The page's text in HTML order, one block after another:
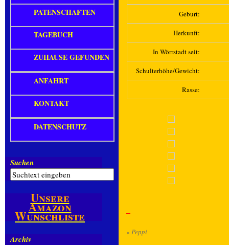
Geburt:
Herkunft:
In Wörrstadt seit:
Schulterhöhe/Gewicht:
Rasse:
« Peppi
PATENSCHAFTEN
TAGEBUCH
ZUHAUSE GEFUNDEN
ANFAHRT
KONTAKT
DATENSCHUTZ
Suchen
Unsere
Amazon
Wunschliste
Archiv